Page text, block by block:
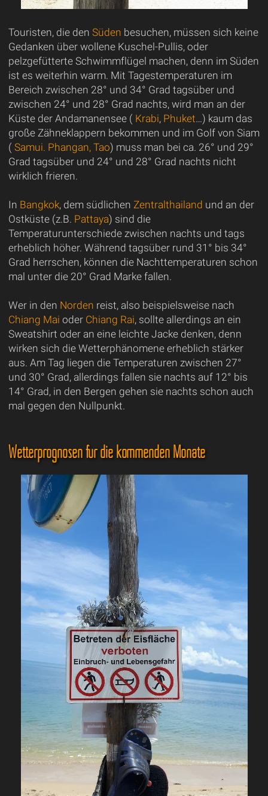
Touristen, die den Süden besuchen, müssen sich keine
Gedanken über wollene Kuschel-Pullis, oder
pelzgefütterte Schwimmflügel machen, denn im Süden
ist es weiterhin warm. Mit Tagestemperaturen im
Bereich zwischen 28° und 34° Grad tagsüber und
zwischen 24° und 28° Grad nachts, wird man an der
Küste der Andamanensee ( Krabi, Phuket…) kaum das
große Zähneklappern bekommen und im Golf von Siam
( Samui. Phangan, Tao) muss man bei ca. 26° und 29°
Grad tagsüber und 24° und 28° Grad nachts nicht
wirklich frieren.
In Bangkok, dem südlichen Zentralthailand und an der
Ostküste (z.B. Pattaya) sind die
Temperaturunterschiede zwischen nachts und tags
erheblich höher. Während tagsüber rund 31° bis 34°
Grad herrschen, können die Nachttemperaturen schon
mal unter die 20° Grad Marke fallen.
Wer in den Norden reist, also beispielsweise nach
Chiang Mai oder Chiang Rai, sollte allerdings an ein
Sweatshirt oder an eine leichte Jacke denken, denn
wirken sich die Wetterphänomene erheblich stärker
aus. Am Tag liegen die Temperaturen zwischen 27°
und 30° Grad, allerdings fallen sie nachts auf 12° bis
14° Grad, in den Bergen gehen sie nachts schon auch
mal gegen den Nullpunkt.
Wetterprognosen für die kommenden Monate